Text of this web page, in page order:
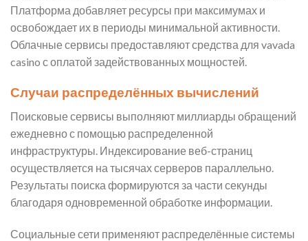
Платформа добавляет ресурсы при максимумах и
освобождает их в периоды минимальной активности.
Облачные сервисы предоставляют средства для vavada
casino с оплатой задействованных мощностей.
Случаи распределённых вычислений
Поисковые сервисы выполняют миллиарды обращений
ежедневно с помощью распределенной
инфраструктуры. Индексирование веб-страниц
осуществляется на тысячах серверов параллельно.
Результаты поиска формируются за части секунды
благодаря одновременной обработке информации.
Социальные сети применяют распределённые системы